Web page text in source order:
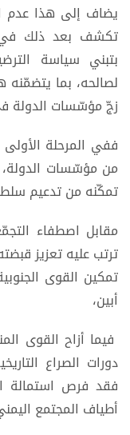
يضاف إلى هذا عدم
تكشف بعد ذلك في
بتبني سياسة
لصالحه، بما
زجّ مؤسّسات الدولة
ففي المرحلة
من مؤسّسات
تمكّنه من تدعيم
مقابل اصطفاء
ترتب عليه تعزيز
تمكين القوى
أبين،
فيما أزاح القوى
دورات الصراع
فقد فرص استمالة
أطياف المجتمع